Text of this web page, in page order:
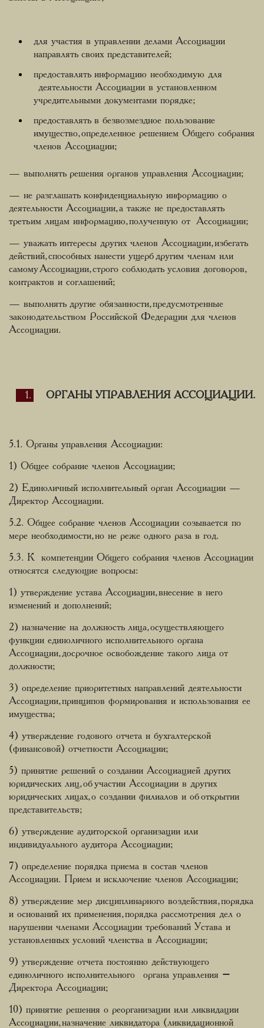
для участия в управлении делами Ассоциации
направлять своих представителей;
предоставлять информацию необходимую для
деятельности Ассоциации в установленном
учредительными документами порядке;
предоставлять в безвозмездное пользование
имущество, определенное решением Общего собрания
членов Ассоциации;
— выполнять решения органов управления Ассоциации;
— не разглашать конфиденциальную информацию о
деятельности Ассоциации, а также не предоставлять
третьим лицам информацию, полученную от Ассоциации;
— уважать интересы других членов Ассоциации, избегать
действий, способных нанести ущерб другим членам или
самому Ассоциации, строго соблюдать условия договоров,
контрактов и соглашений;
— выполнять другие обязанности, предусмотренные
законодательством Российской Федерации для членов
Ассоциации.
ОРГАНЫ УПРАВЛЕНИЯ АССОЦИАЦИИ.
5.1. Органы управления Ассоциации:
1) Общее собрание членов Ассоциации;
2) Единоличный исполнительный орган Ассоциации —
Директор Ассоциации.
5.2. Общее собрание членов Ассоциации созывается по
мере необходимости, но не реже одного раза в год.
5.3. К компетенции Общего собрания членов Ассоциации
относятся следующие вопросы:
1) утверждение устава Ассоциации, внесение в него
изменений и дополнений;
2) назначение на должность лица, осуществляющего
функции единоличного исполнительного органа
Ассоциации, досрочное освобождение такого лица от
должности;
3) определение приоритетных направлений деятельности
Ассоциации, принципов формирования и использования ее
имущества;
4) утверждение годового отчета и бухгалтерской
(финансовой) отчетности Ассоциации;
5) принятие решений о создании Ассоциацией других
юридических лиц, об участии Ассоциации в других
юридических лицах, о создании филиалов и об открытии
представительств;
6) утверждение аудиторской организации или
индивидуального аудитора Ассоциации;
7) определение порядка приема в состав членов
Ассоциации. Прием и исключение членов Ассоциации;
8) утверждение мер дисциплинарного воздействия, порядка
и оснований их применения, порядка рассмотрения дел о
нарушении членами Ассоциации требований Устава и
установленных условий членства в Ассоциации;
9) утверждение отчета постоянно действующего
единоличного исполнительного органа управления –
Директора Ассоциации;
10) принятие решения о реорганизации или ликвидации
Ассоциации, назначение ликвидатора (ликвидационной